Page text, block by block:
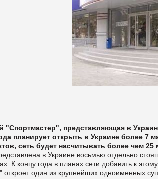
"Спортмастер", представляющая в
планирует открыть в Украине более
сеть будет насчитывать более чем 25
в Украине восьмью отдельно
К концу года в планах сети добавить к
откроет один из крупнейших одноименных